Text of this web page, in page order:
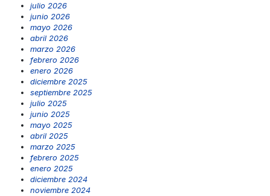
julio 2026
junio 2026
mayo 2026
abril 2026
marzo 2026
febrero 2026
enero 2026
diciembre 2025
septiembre 2025
julio 2025
junio 2025
mayo 2025
abril 2025
marzo 2025
febrero 2025
enero 2025
diciembre 2024
noviembre 2024